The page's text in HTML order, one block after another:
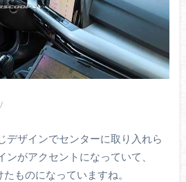
デザインでセンターに取り入れら
がアクセントになっていて、
ものになっていますね。